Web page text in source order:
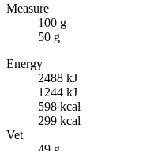
Measure
100 g
50 g
Energy
2488 kJ
1244 kJ
598 kcal
299 kcal
Vet